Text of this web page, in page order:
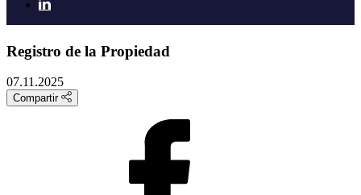
Registro de la Propiedad
07.11.2025
Compartir